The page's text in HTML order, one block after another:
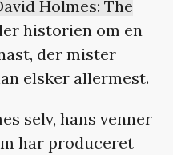
Holmes: The
historien om en
der mister
elsker allermest.
selv, hans venner
har produceret